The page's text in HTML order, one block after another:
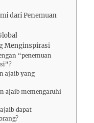
dari Penemuan
Menginspirasi
“penemuan
ajaib yang
ajaib memengaruhi
dapat